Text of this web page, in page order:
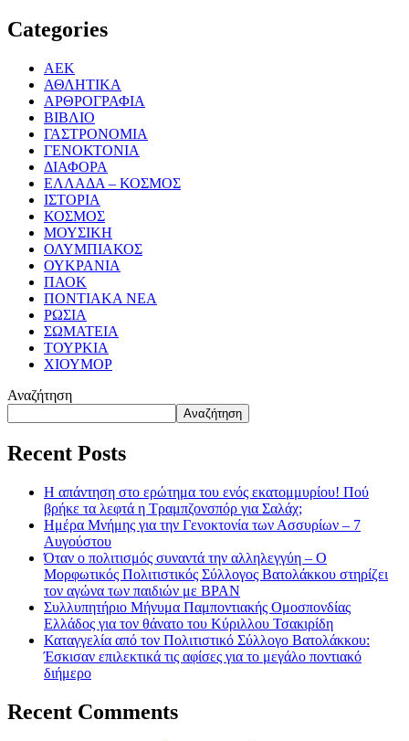
Categories
ΑΕΚ
ΑΘΛΗΤΙΚΑ
ΑΡΘΡΟΓΡΑΦΙΑ
ΒΙΒΛΙΟ
ΓΑΣΤΡΟΝΟΜΙΑ
ΓΕΝΟΚΤΟΝΙΑ
ΔΙΑΦΟΡΑ
ΕΛΛΑΔΑ – ΚΟΣΜΟΣ
ΙΣΤΟΡΙΑ
ΚΟΣΜΟΣ
ΜΟΥΣΙΚΗ
ΟΛΥΜΠΙΑΚΟΣ
ΟΥΚΡΑΝΙΑ
ΠΑΟΚ
ΠΟΝΤΙΑΚΑ ΝΕΑ
ΡΩΣΙΑ
ΣΩΜΑΤΕΙΑ
ΤΟΥΡΚΙΑ
ΧΙΟΥΜΟΡ
Αναζήτηση
Αναζήτηση
Recent Posts
Η απάντηση στο ερώτημα του ενός εκατομμυρίου! Πού
βρήκε τα λεφτά η Τραμπζονσπόρ για Σαλάχ;
Ημέρα Μνήμης για την Γενοκτονία των Ασσυρίων – 7
Αυγούστου
Όταν ο πολιτισμός συναντά την αλληλεγγύη – Ο
Μορφωτικός Πολιτιστικός Σύλλογος Βατολάκκου στηρίζει
τον αγώνα των παιδιών με BPAN
Συλλυπητήριο Μήνυμα Παμποντιακής Ομοσπονδίας
Ελλάδος για τον θάνατο του Κύριλλου Τσακιρίδη
Καταγγελία από τον Πολιτιστικό Σύλλογο Βατολάκκου:
Έσκισαν επιλεκτικά τις αφίσες για το μεγάλο ποντιακό
διήμερο
Recent Comments